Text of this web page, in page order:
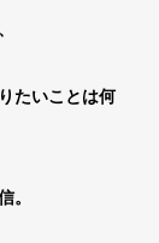
たいことは何
。